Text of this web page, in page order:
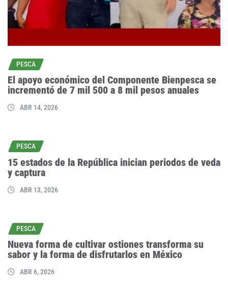
PESCA
El apoyo económico del Componente Bienpesca se
incrementó de 7 mil 500 a 8 mil pesos anuales
ABR 14, 2026
PESCA
15 estados de la República inician periodos de veda
y captura
ABR 13, 2026
PESCA
Nueva forma de cultivar ostiones transforma su
sabor y la forma de disfrutarlos en México
ABR 6, 2026